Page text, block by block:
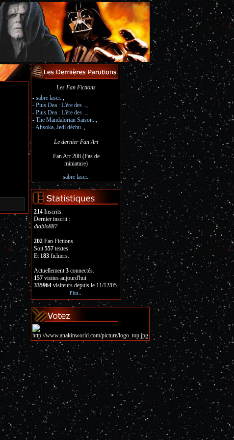
Les Fan Fictions
- sabre laser..,
- Pius Dea : L'ère des ..,
- Pius Dea : L'ère des ..,
- The Mandalorian Saison..,
-Ahsoka, Jedi déchu..,
Le dernier Fan Art
Fan Art 208 (Pas de
miniature)
sabre laser..
214 Inscrits.
Dernier inscrit :
diablo887
202 Fan Fictions
Soit557 textes
Et 183 fichiers.
Actuellement3 connectés.
157 visites aujourd'hui
335964 visiteurs depuis le 11/12/05.
Plus...